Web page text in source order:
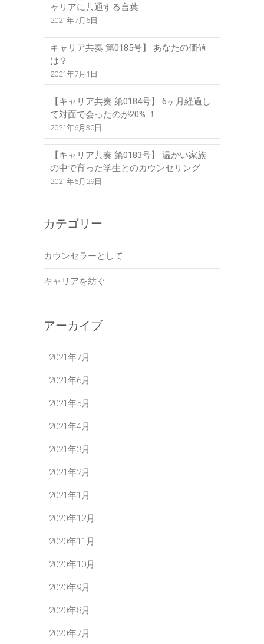
ャリアに共通する言葉
2021年7月6日
キャリア共奏 第0185号】 あなたの価値
は？
2021年7月1日
【キャリア共奏 第0184号】 6ヶ月経過し
て対面で会ったのが20% ！
2021年6月30日
【キャリア共奏 第0183号】 温かい家族
の中で育った学生とのカウンセリング
2021年6月29日
カテゴリー
カウンセラーとして
キャリアを紡ぐ
アーカイブ
2021年7月
2021年6月
2021年5月
2021年4月
2021年3月
2021年2月
2021年1月
2020年12月
2020年11月
2020年10月
2020年9月
2020年8月
2020年7月